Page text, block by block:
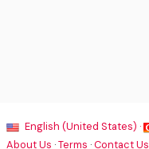
English (United States) ·
About Us ·Terms ·Contact Us